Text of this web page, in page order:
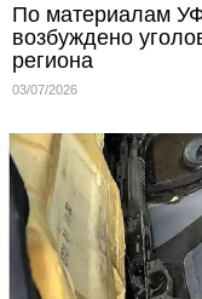
По материалам
возбуждено
региона
03/07/2026